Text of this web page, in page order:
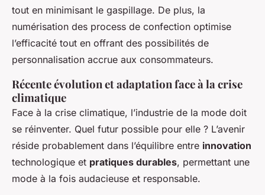
tout en minimisant le gaspillage. De plus, la
numérisation des process de confection optimise
l’efficacité tout en offrant des possibilités de
personnalisation accrue aux consommateurs.
Récente évolution et adaptation face à la crise
climatique
Face à la crise climatique, l’industrie de la mode doit
se réinventer. Quel futur possible pour elle ? L’avenir
réside probablement dans l’équilibre entre innovation
technologique et pratiques durables, permettant une
mode à la fois audacieuse et responsable.